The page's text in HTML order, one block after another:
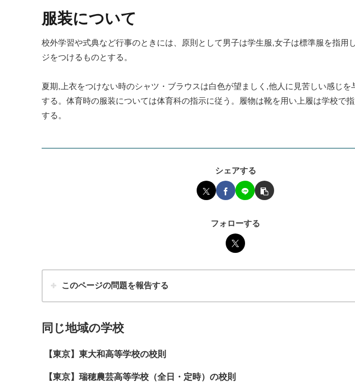
服装について
校外学習や式典など行事のときには、原則として男子は学生服,女子は標準服を指用
ジをつけるものとする。
夏期,上衣をつけない時のシャツ・ブラウスは白色が望ましく,他人に見苦しい感じを
する。体育時の服装については体育科の指示に従う。履物は靴を用い上履は学校で
する。
シェアする
フォローする
このページの問題を報告する
同じ地域の学校
【東京】東大和高等学校の校則
【東京】瑞穂農芸高等学校（全日・定時）の校則